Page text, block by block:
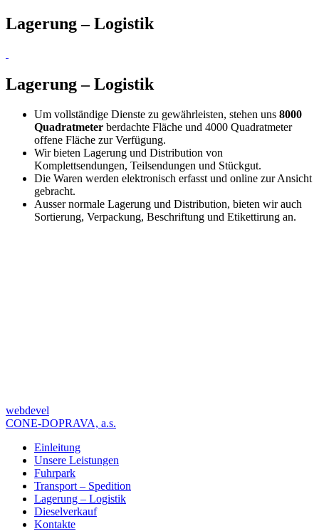
Lagerung – Logistik
Lagerung – Logistik
Um vollständige Dienste zu gewährleisten, stehen uns 8000
Quadratmeter berdachte Fläche und 4000 Quadratmeter
offene Fläche zur Verfügung.
Wir bieten Lagerung und Distribution von
Komplettsendungen, Teilsendungen und Stückgut.
Die Waren werden elektronisch erfasst und online zur Ansicht
gebracht.
Ausser normale Lagerung und Distribution, bieten wir auch
Sortierung, Verpackung, Beschriftung und Etikettirung an.
webdevel
CONE-DOPRAVA, a.s.
Einleitung
Unsere Leistungen
Fuhrpark
Transport – Spedition
Lagerung – Logistik
Dieselverkauf
Kontakte